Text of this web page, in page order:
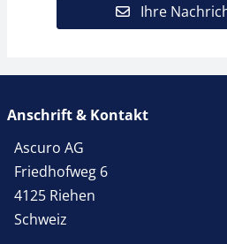
Ihre
Anschrift & Kontakt
Ascuro AG
Friedhofweg 6
4125 Riehen
Schweiz